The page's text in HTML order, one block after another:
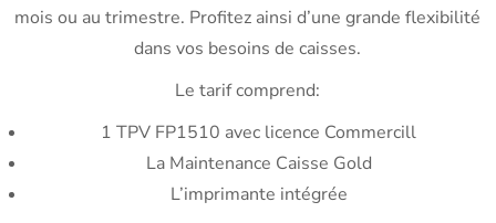
mois ou au trimestre. Profitez ainsi d’une grande flexibilité
dans vos besoins de caisses.
Le tarif comprend:
1 TPV FP1510 avec licence Commercill
La Maintenance Caisse Gold
L’imprimante intégrée